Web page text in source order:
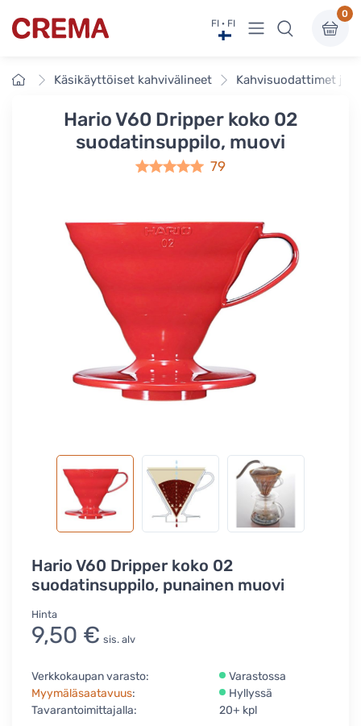
Crema FI · FI Näytä valikko
0
EtusivuKäsikäyttöiset kahvivälineet Kahvisuodattimet ja
Hario V60 Dripper koko 02
suodatinsuppilo, muovi
79
Hario V60 Dripper koko 02
suodatinsuppilo, punainen muovi
Hinta
9,50 € sis. alv
Verkkokaupan varasto:
Varastossa
Myymäläsaatavuus:
Hyllyssä
Tavarantoimittajalla:
20+ kpl